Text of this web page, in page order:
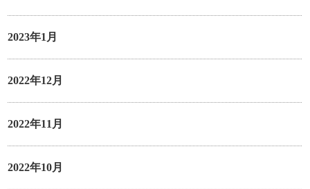
2023年1月
2022年12月
2022年11月
2022年10月